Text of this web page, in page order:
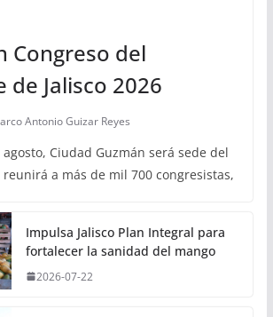
Congreso del
de Jalisco 2026
Antonio Guizar Reyes
Ciudad Guzmán será sede del
a más de mil 700 congresistas,
Impulsa Jalisco Plan Integral para
fortalecer la sanidad del mango
2026-07-22